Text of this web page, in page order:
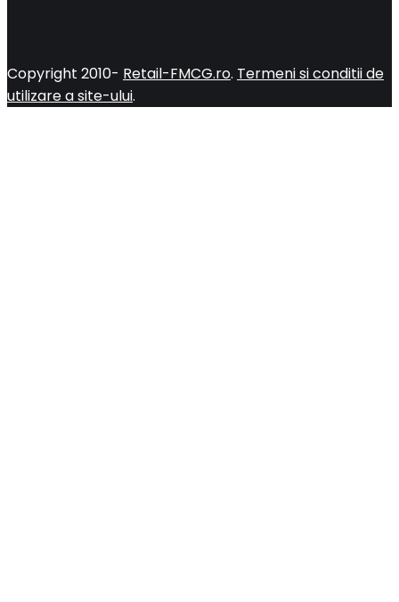
Copyright 2010- Retail-FMCG.ro. Termeni si conditii de
utilizare a site-ului.